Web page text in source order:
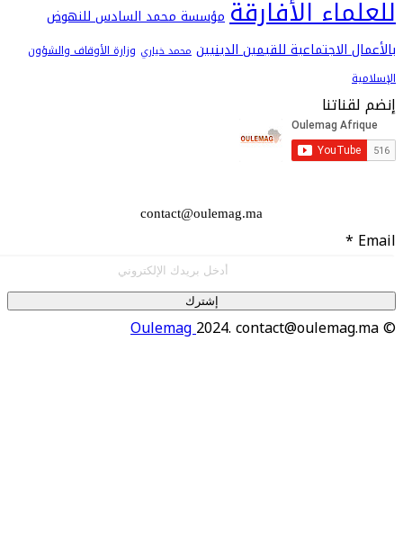
الأفارقةمؤسسة محمد السادس للنهوض
الاجتماعية للقيمين الدينيين محمد خياري وزارة الأوقاف والشؤون
contact@oulemag.ma
Oulemag2024.